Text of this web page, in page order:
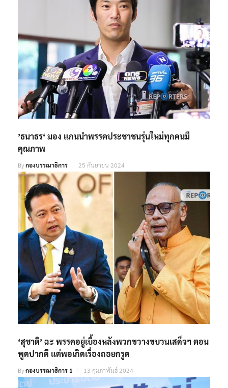
’ธนาธร‘ มอง แกนนำพรรคประชาชนรุ่นใหม่ทุกคนมี
คุณภาพ
Byกองบรรณาธิการ 25 กันยายน 2024
‘สุชาติ’ ฉะ พรรคอยู่เบื้องหลังพวกขวางขบวนเสด็จฯ ตอน
พูดปากดี แต่พอเกิดเรื่องถอยกรูด
Byกองบรรณาธิการ 1 13 กุมภาพันธ์ 2024